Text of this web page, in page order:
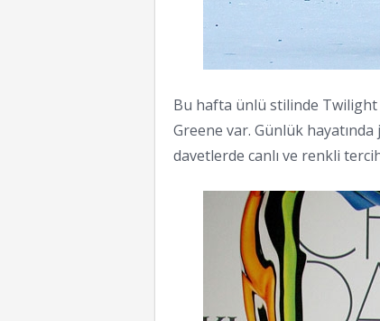
Bu hafta ünlü stilinde Twilight
Greene var. Günlük
davetlerde canlı ve renkli